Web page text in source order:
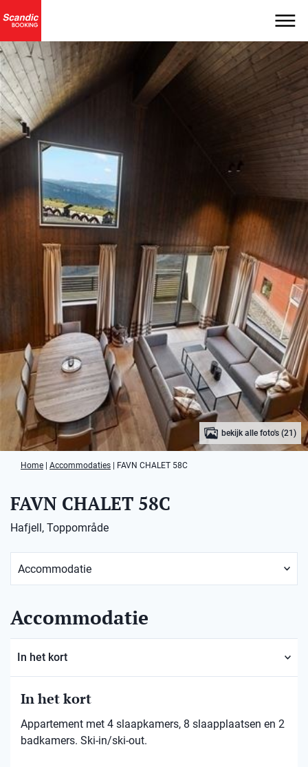
bekijk alle foto's (21)
Home Accommodaties FAVN CHALET 58C
FAVN CHALET 58C
Hafjell, Toppområde
Accommodatie
In het kort
In het kort
Appartement met 4 slaapkamers, 8 slaapplaatsen en 2
badkamers. Ski-in/ski-out.